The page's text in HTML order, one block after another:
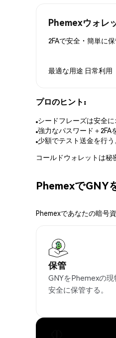
Phemexウォレ
2FAで安全・簡単に保
最適な用途 日常利用
プロのヒント:
シードフレーズは安全に
強力なパスワード＋2FA
少額でテスト送金を行う
コールドウォレットは秘
PhemexでGNY
Phemexであなたの暗号
保管
GNYをPhemexの
安全に保管する。